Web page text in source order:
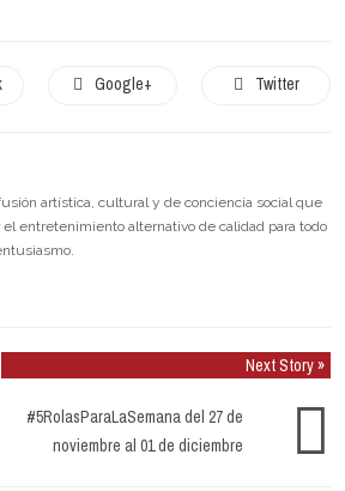
Google+ Twitter
artística, cultural y de conciencia social que
entretenimiento alternativo de calidad para todo
Next Story »
#5RolasParaLaSemana del 27 de
noviembre al 01 de diciembre